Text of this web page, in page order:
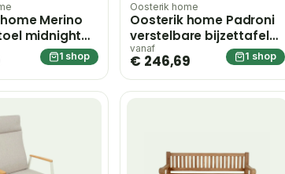
Merino
midnight
creme –1 shop
Oosterik home
Oosterik home Padroni
verstelbare bijzettafel
midnight grey teak dia.
59 cm – bruin;grijs
vanaf
€ 246,69 1 shop